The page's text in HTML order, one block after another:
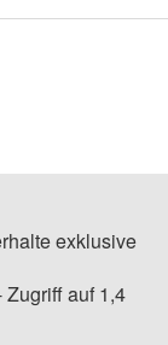
exklusive
Zugriff auf 1,4